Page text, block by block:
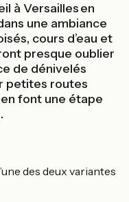
à Versailles en
une ambiance
cours d’eau et
presque oublier
de dénivelés
petites routes
font une étape
des deux variantes